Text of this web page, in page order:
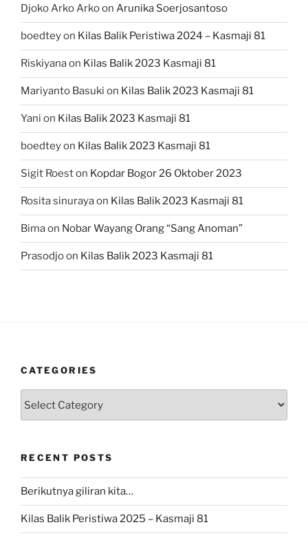
Djoko Arko Arkoon Arunika Soerjosantoso
boedteyon Kilas Balik Peristiwa 2024 – Kasmaji 81
Riskiyanaon Kilas Balik 2023 Kasmaji 81
Mariyanto Basuki on Kilas Balik 2023 Kasmaji 81
Yani on Kilas Balik 2023 Kasmaji 81
boedteyon Kilas Balik 2023 Kasmaji 81
Sigit Roeston Kopdar Bogor 26 Oktober 2023
Rosita sinurayaon Kilas Balik 2023 Kasmaji 81
Bimaon Nobar Wayang Orang “Sang Anoman”
Prasodjoon Kilas Balik 2023 Kasmaji 81
CATEGORIES
RECENT POSTS
Berikutnya giliran kita…
Kilas Balik Peristiwa 2025 – Kasmaji 81